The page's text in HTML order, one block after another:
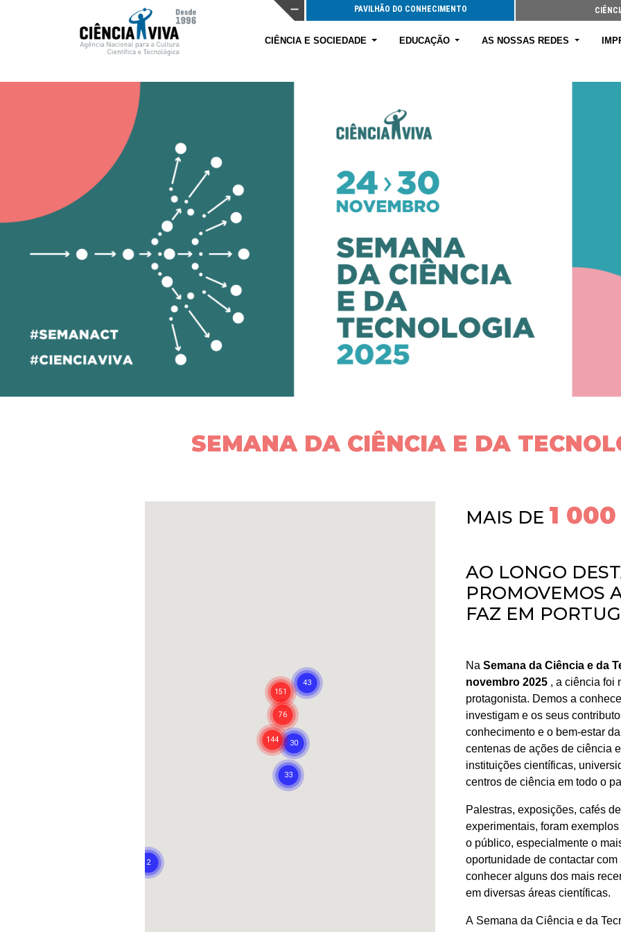
PAVILHÃO DO CONHECIMENTO
CIÊNCIA E SOCIEDADE EDUCAÇÃO AS NOSSAS REDES
SEMANA DA CIÊNCIA E DA
MAIS DE 1 000
AO LONGO
PROMOVEMOS
FAZ EM
Na Semana da Ciência e da
novembro 2025 , a ciência foi
protagonista. Demos a
investigam e os seus
conhecimento e o bem-estar
centenas de ações de ciência
instituições científicas,
centros de ciência em todo o
Palestras, exposições, cafés
experimentais, foram
o público, especialmente o
oportunidade de contactar
conhecer alguns dos mais
em diversas áreas científicas.
A Semana da Ciência e da